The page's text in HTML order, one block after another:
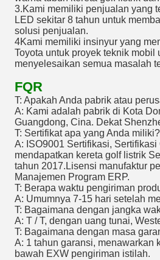
3.Kami memiliki penjualan yang
LED sekitar 8 tahun untuk
solusi penjualan.
4Kami memiliki insinyur yang
Toyota untuk proyek teknik mobil
menyelesaikan semua masalah
FQR
T: Apakah Anda pabrik atau
A: Kami adalah pabrik di Kota
Guangdong, Cina. Dekat
T: Sertifikat apa yang Anda miliki?
A: ISO9001 Sertifikasi, Sertifikasi
mendapatkan kereta golf listrik
tahun 2017.Lisensi manufaktur
Manajemen Program ERP.
T: Berapa waktu pengiriman
A: Umumnya 7-15 hari setelah
T: Bagaimana dengan jangka
A: T / T, dengan uang tunai,
T: Bagaimana dengan masa
A: 1 tahun garansi, menawarkan
bawah EXW pengiriman istilah.